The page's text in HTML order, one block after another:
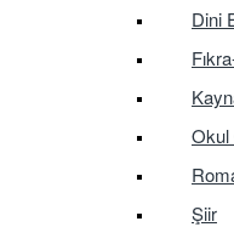
Dini
Okul
Şiir